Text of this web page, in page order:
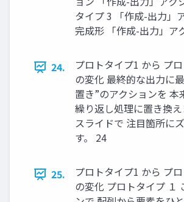
タイプ 3 「作成-出力」
完成形 「作成-出力」ア
24.
プロトタイプ1 から プ
の変化 最終的な出力に
置き”のアクションを 本
繰り返し処理に置き換
スライドで 注目箇所に
す。 24
25.
プロトタイプ1 から プ
の変化 プロトタイプ １